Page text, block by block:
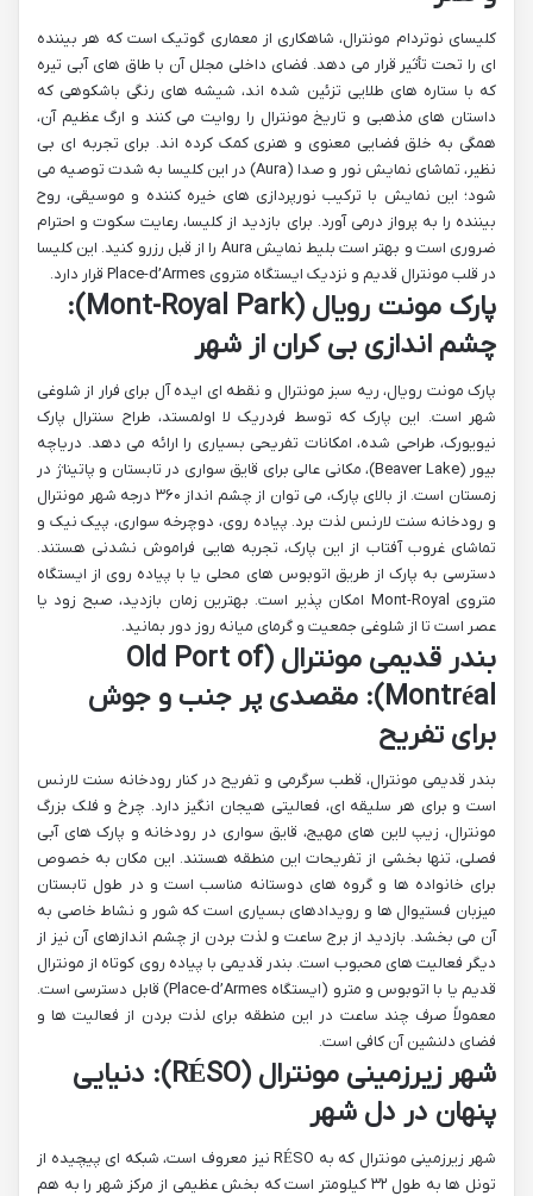
کلیسای نوتردام مونترال، شاهکاری از معماری گوتیک است که هر بیننده
ای را تحت تأثیر قرار می دهد. فضای داخلی مجلل آن با طاق های آبی تیره
که با ستاره های طلایی تزئین شده اند، شیشه های رنگی باشکوهی که
داستان های مذهبی و تاریخ مونترال را روایت می کنند و ارگ عظیم آن،
همگی به خلق فضایی معنوی و هنری کمک کرده اند. برای تجربه ای بی
نظیر، تماشای نمایش نور و صدا (Aura) در این کلیسا به شدت توصیه می
شود؛ این نمایش با ترکیب نورپردازی های خیره کننده و موسیقی، روح
بیننده را به پرواز درمی آورد. برای بازدید از کلیسا، رعایت سکوت و احترام
ضروری است و بهتر است بلیط نمایش Aura را از قبل رزرو کنید. این کلیسا
در قلب مونترال قدیم و نزدیک ایستگاه متروی Place-d’Armes قرار دارد.
پارک مونت رویال (Mont-Royal Park):
چشم اندازی بی کران از شهر
پارک مونت رویال، ریه سبز مونترال و نقطه ای ایده آل برای فرار از شلوغی
شهر است. این پارک که توسط فردریک لا اولمستد، طراح سنترال پارک
نیویورک، طراحی شده، امکانات تفریحی بسیاری را ارائه می دهد. دریاچه
بیور (Beaver Lake)، مکانی عالی برای قایق سواری در تابستان و پاتیناژ در
زمستان است. از بالای پارک، می توان از چشم انداز ۳۶۰ درجه شهر مونترال
و رودخانه سنت لارنس لذت برد. پیاده روی، دوچرخه سواری، پیک نیک و
تماشای غروب آفتاب از این پارک، تجربه هایی فراموش نشدنی هستند.
دسترسی به پارک از طریق اتوبوس های محلی یا با پیاده روی از ایستگاه
متروی Mont-Royal امکان پذیر است. بهترین زمان بازدید، صبح زود یا
عصر است تا از شلوغی جمعیت و گرمای میانه روز دور بمانید.
بندر قدیمی مونترال (Old Port of
Montréal): مقصدی پر جنب و جوش
برای تفریح
بندر قدیمی مونترال، قطب سرگرمی و تفریح در کنار رودخانه سنت لارنس
است و برای هر سلیقه ای، فعالیتی هیجان انگیز دارد. چرخ و فلک بزرگ
مونترال، زیپ لاین های مهیج، قایق سواری در رودخانه و پارک های آبی
فصلی، تنها بخشی از تفریحات این منطقه هستند. این مکان به خصوص
برای خانواده ها و گروه های دوستانه مناسب است و در طول تابستان
میزبان فستیوال ها و رویدادهای بسیاری است که شور و نشاط خاصی به
آن می بخشد. بازدید از برج ساعت و لذت بردن از چشم اندازهای آن نیز از
دیگر فعالیت های محبوب است. بندر قدیمی با پیاده روی کوتاه از مونترال
قدیم یا با اتوبوس و مترو (ایستگاه Place-d’Armes) قابل دسترسی است.
معمولاً صرف چند ساعت در این منطقه برای لذت بردن از فعالیت ها و
فضای دلنشین آن کافی است.
شهر زیرزمینی مونترال (RÉSO): دنیایی
پنهان در دل شهر
شهر زیرزمینی مونترال که به RÉSO نیز معروف است، شبکه ای پیچیده از
تونل ها به طول ۳۲ کیلومتر است که بخش عظیمی از مرکز شهر را به هم